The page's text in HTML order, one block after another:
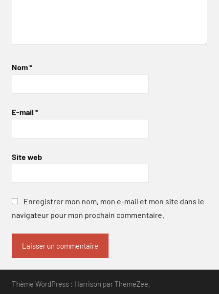
Nom*
E-mail *
Site web
Enregistrer mon nom, mon e-mail et mon site dans le
navigateur pour mon prochain commentaire.
Thème WordPress : Harrison par ThemeZee.